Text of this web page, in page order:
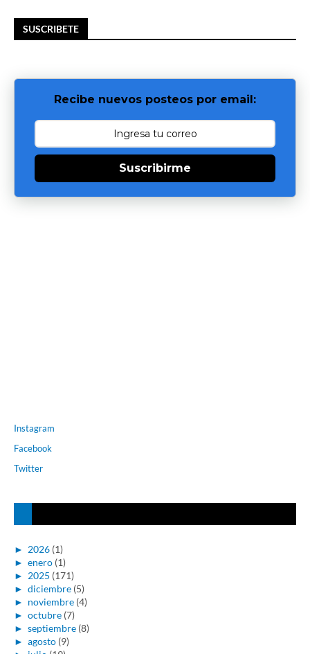
SUSCRIBETE
Recibe nuevos posteos por email:
Suscribirme
Instagram
Facebook
Twitter
► 2026 (1)
► enero (1)
► 2025 (171)
► diciembre (5)
► noviembre (4)
► octubre (7)
► septiembre (8)
► agosto (9)